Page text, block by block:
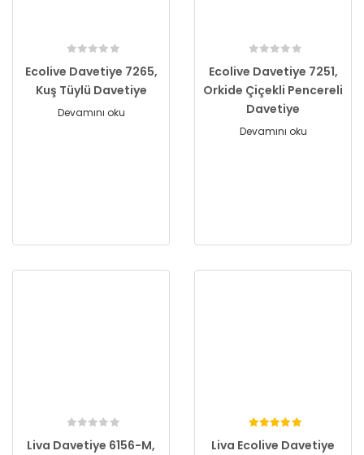
Ecolive Davetiye 7265,
Kuş Tüylü Davetiye
Devamını oku
Ecolive Davetiye 7251,
Orkide Çiçekli Pencereli
Davetiye
Devamını oku
Liva Davetiye 6156-M,
Liva Ecolive Davetiye